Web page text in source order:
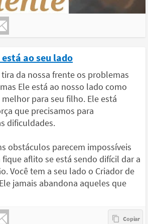
ao seu lado
da nossa frente os problemas
Ele está ao nosso lado como
para seu filho. Ele está
que precisamos para
dificuldades.
obstáculos parecem impossíveis
aflito se está sendo difícil dar a
Você tem a seu lado o Criador de
jamais abandona aqueles que